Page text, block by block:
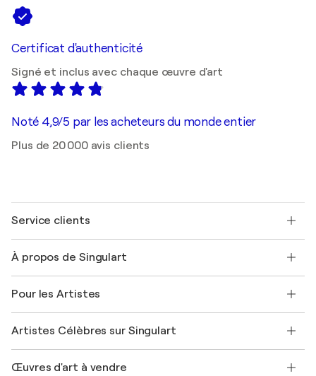
Certificat d'authenticité
Signé et inclus avec chaque œuvre d'art
Noté 4,9/5 par les acheteurs du monde entier
Plus de 20 000 avis clients
Service clients
Expédition
Offrir une carte cadeau
Rejoignez notre programme commercial
Mon compte
+33 1 76 44 06 42
À propos de Singulart
FAQ
Magazine Singulart
Emplois
Découvrez une sélection d'art original
Pour les Artistes
Se connecter en tant qu'Artiste
Artistes Célèbres sur Singulart
Marc Chagall
Œuvres d'art à vendre